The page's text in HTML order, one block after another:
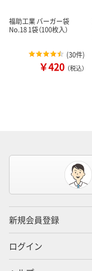
福助工業 バーガー袋
No.18 1袋（100枚入）
(30件)
￥420 （税込）
新規会員登録
ログイン